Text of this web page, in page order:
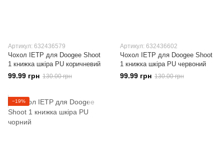
Артикул: 632436579
Чохол IETP для Doogee Shoot
1 книжка шкіра PU коричневий
99.99 грн 130.00 грн
Артикул: 632436602
Чохол IETP для Doogee Shoot
1 книжка шкіра PU червоний
99.99 грн 130.00 грн
−19%